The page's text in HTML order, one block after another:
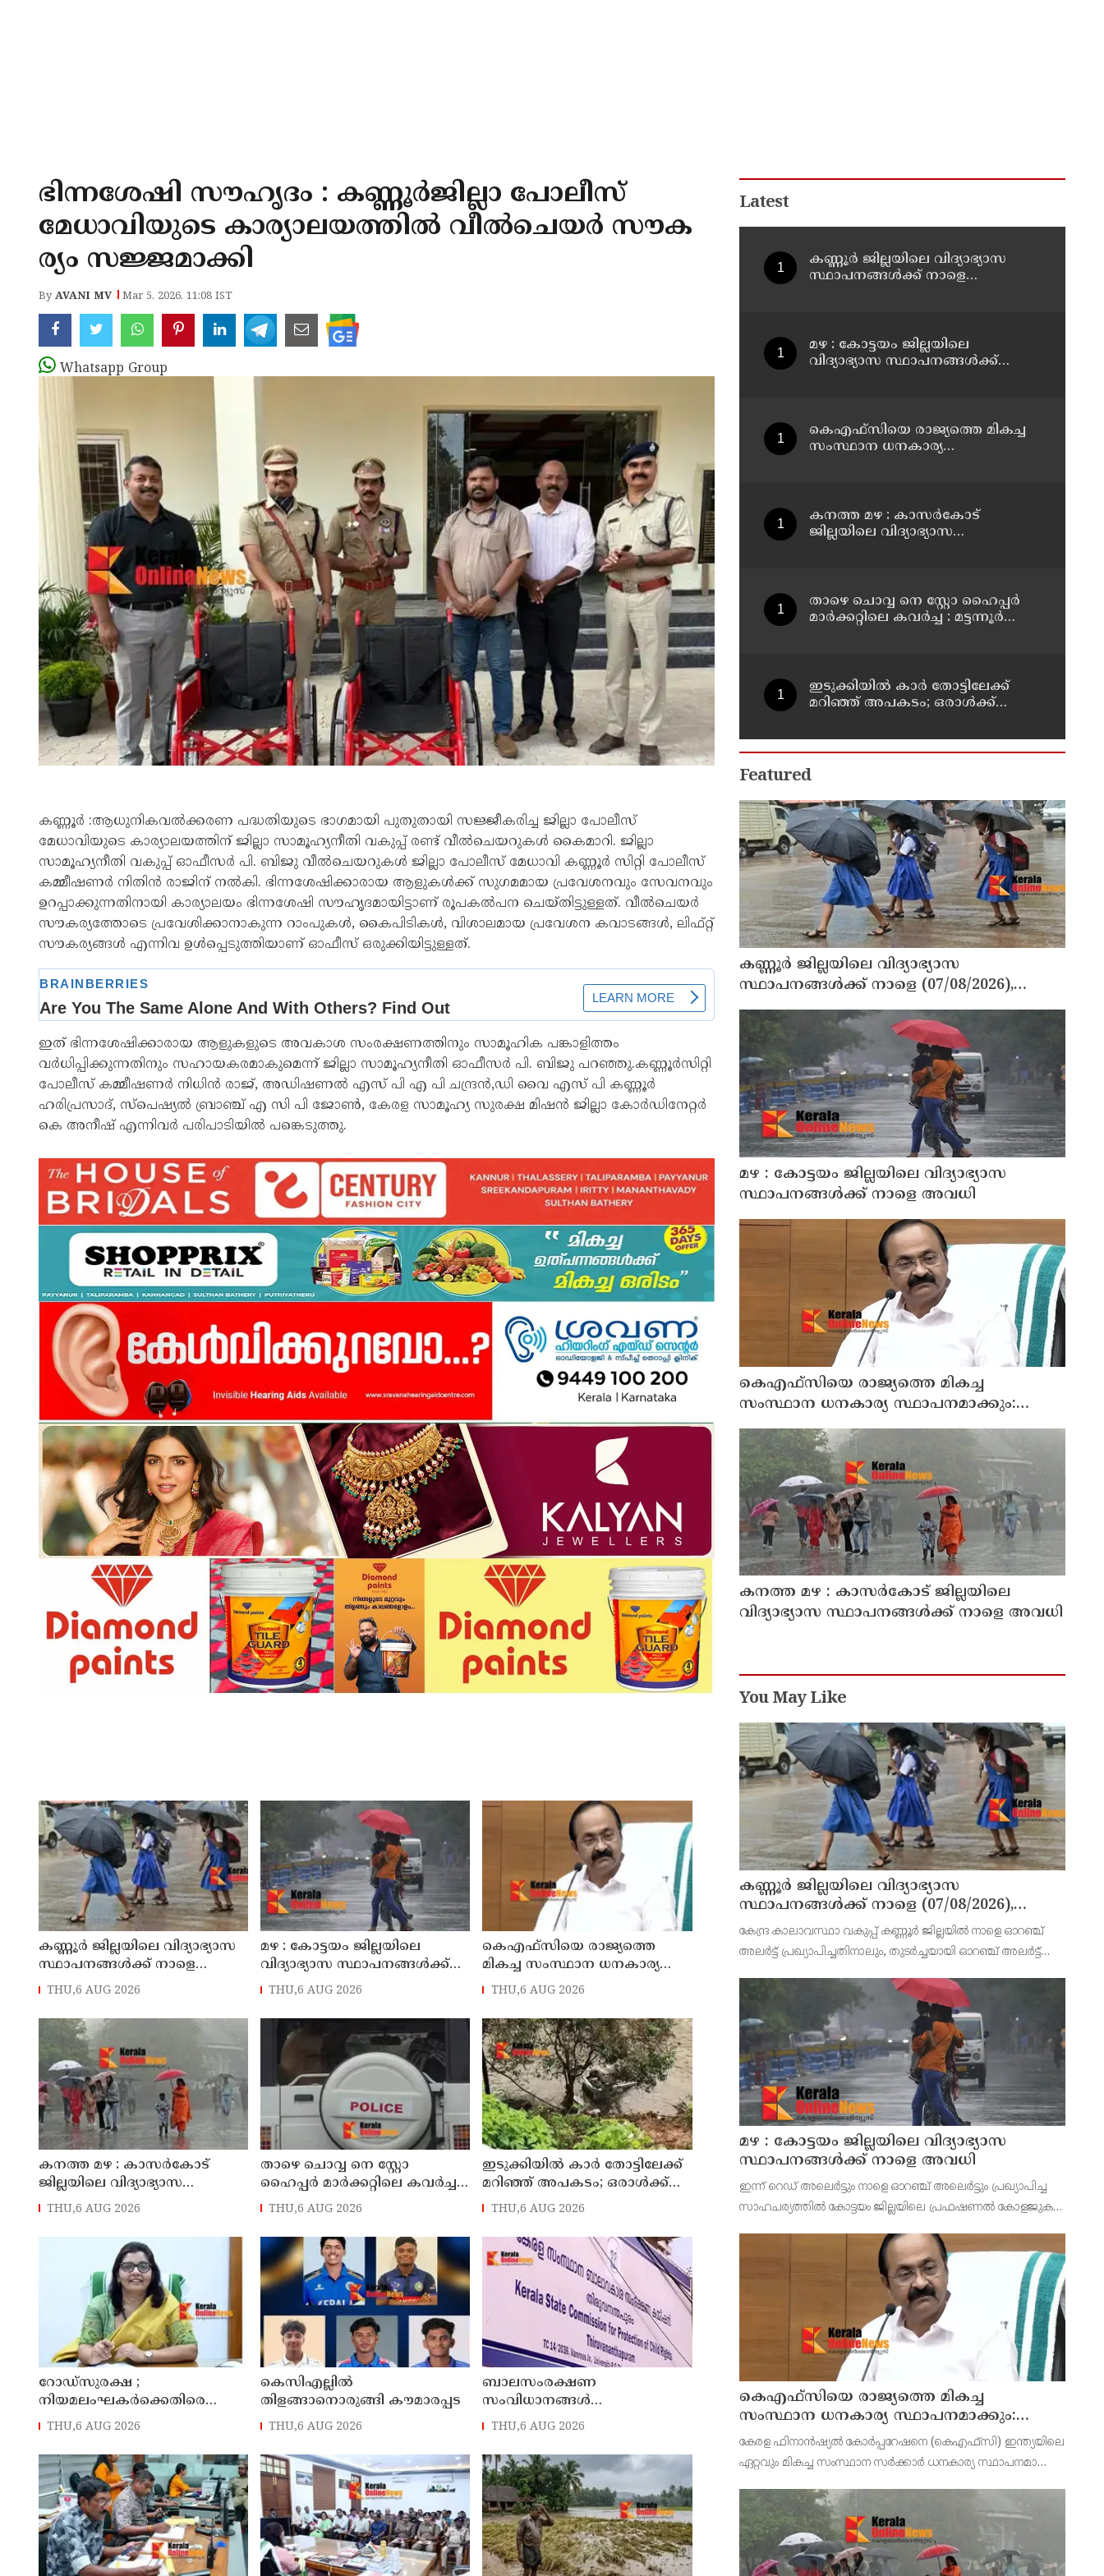
ഭിന്നശേഷി സൗഹൃദം : കണ്ണൂർജില്ലാ പോലീസ്
മേധാവിയുടെ കാര്യാലയത്തിൽ വീൽചെയർ സൗക
ര്യം സജ്ജമാക്കി
ByAVANI MV Mar 5, 2026, 11:08 IST
Whatsapp Group
കണ്ണൂർ :ആധുനികവല്‍ക്കരണ പദ്ധതിയുടെ ഭാഗമായി പുതുതായി സജ്ജീകരിച്ച ജില്ലാ പോലീസ്
മേധാവിയുടെ കാര്യാലയത്തിന് ജില്ലാ സാമൂഹ്യനീതി വകുപ്പ് രണ്ട് വീല്‍ചെയറുകള്‍ കൈമാറി. ജില്ലാ
സാമൂഹ്യനീതി വകുപ്പ് ഓഫീസര്‍ പി. ബിജു വീല്‍ചെയറുകള്‍ ജില്ലാ പോലീസ് മേധാവി കണ്ണൂർ സിറ്റി പോലീസ്
കമ്മീഷണർ നിതിന്‍ രാജിന് നല്‍കി. ഭിന്നശേഷിക്കാരായ ആളുകള്‍ക്ക് സുഗമമായ പ്രവേശനവും സേവനവും
ഉറപ്പാക്കുന്നതിനായി കാര്യാലയം ഭിന്നശേഷി സൗഹൃദമായിട്ടാണ് രൂപകല്‍പന ചെയ്തിട്ടുള്ളത്. വീല്‍ചെയര്‍
സൗകര്യത്തോടെ പ്രവേശിക്കാനാകുന്ന റാംപുകള്‍, കൈപിടികള്‍, വിശാലമായ പ്രവേശന കവാടങ്ങള്‍, ലിഫ്റ്റ്
സൗകര്യങ്ങള്‍ എന്നിവ ഉള്‍പ്പെടുത്തിയാണ് ഓഫീസ് ഒരുക്കിയിട്ടുള്ളത്.
ഇത് ഭിന്നശേഷിക്കാരായ ആളുകളുടെ അവകാശ സംരക്ഷണത്തിനും സാമൂഹിക പങ്കാളിത്തം
വര്‍ധിപ്പിക്കുന്നതിനും സഹായകരമാകുമെന്ന് ജില്ലാ സാമൂഹ്യനീതി ഓഫീസര്‍ പി. ബിജു പറഞ്ഞു.കണ്ണൂർസിറ്റി
പോലീസ് കമ്മീഷണർ നിധിൻ രാജ്, അഡിഷണൽ എസ് പി എ പി ചന്ദ്രൻ,ഡി വൈ എസ് പി കണ്ണൂർ
ഹരിപ്രസാദ്, സ്പെഷ്യൽ ബ്രാഞ്ച് എ സി പി ജോൺ, കേരള സാമൂഹ്യ സുരക്ഷ മിഷൻ ജില്ലാ കോർഡിനേറ്റർ
കെ അനീഷ് എന്നിവർ പരിപാടിയിൽ പങ്കെടുത്തു.
കണ്ണൂർ ജില്ലയിലെ വിദ്യാഭ്യാസ
സ്ഥാപനങ്ങള്‍ക്ക് നാളെ
(07/08/2026), അവധി
THU,6 AUG 2026
മഴ : കോട്ടയം ജില്ലയിലെ
വിദ്യാഭ്യാസ സ്ഥാപനങ്ങൾക്ക്
നാളെ അവധി
THU,6 AUG 2026
കെഎഫ്‌സിയെ രാജ്യത്തെ
മികച്ച സംസ്ഥാന ധനകാര്യ
സ്ഥാപനമാക്കും: മുഖ്യമന്ത്രി വി
THU,6 AUG 2026
കനത്ത മഴ : കാസർകോട്
ജില്ലയിലെ വിദ്യാഭ്യാസ
സ്ഥാപനങ്ങൾക്ക് നാളെ അവധി
THU,6 AUG 2026
താഴെ ചൊവ്വ നെ സ്റ്റോ
ഹൈപ്പർ മാർക്കറ്റിലെ കവർച്ച :
മട്ടന്നൂർ സ്വദേശിനികളായ നാല്
പ്രതികൾ പിടിയിൽ
THU,6 AUG 2026
ഇടുക്കിയിൽ കാർ തോട്ടിലേക്ക്
മറിഞ്ഞ് അപകടം; ഒരാൾക്ക്
ദാരുണാന്ത്യം
THU,6 AUG 2026
റോഡ്‌സുരക്ഷ ;
നിയമലംഘകർക്കെതിരെ
കർശന നടപടി: കൊല്ലം ജില്ലാ
THU,6 AUG 2026
കെസിഎല്ലിൽ
തിളങ്ങാനൊരുങ്ങി കൗമാരപ്പട
THU,6 AUG 2026
ബാലസംരക്ഷണ
സംവിധാനങ്ങൾ
ഏകോപിപ്പിക്കാൻ
ബാലാവകാശ സംരക്ഷണ
കമ്മീഷന്റെ പുതിയ ഡിജിറ്റൽ
സംരംഭം
THU,6 AUG 2026
Latest
കണ്ണൂർ ജില്ലയിലെ വിദ്യാഭ്യാസ
സ്ഥാപനങ്ങള്‍ക്ക് നാളെ
മഴ : കോട്ടയം ജില്ലയിലെ
വിദ്യാഭ്യാസ സ്ഥാപനങ്ങൾക്ക്
കെഎഫ്‌സിയെ രാജ്യത്തെ മികച്ച
സംസ്ഥാന ധനകാര്യ
കനത്ത മഴ : കാസർകോട്
ജില്ലയിലെ വിദ്യാഭ്യാസ
താഴെ ചൊവ്വ നെ സ്റ്റോ ഹൈപ്പർ
മാർക്കറ്റിലെ കവർച്ച : മട്ടന്നൂർ
ഇടുക്കിയിൽ കാർ തോട്ടിലേക്ക്
മറിഞ്ഞ് അപകടം; ഒരാൾക്ക്
Featured
കണ്ണൂർ ജില്ലയിലെ വിദ്യാഭ്യാസ
സ്ഥാപനങ്ങള്‍ക്ക് നാളെ (07/08/2026),
അവധി
മഴ : കോട്ടയം ജില്ലയിലെ വിദ്യാഭ്യാസ
സ്ഥാപനങ്ങൾക്ക് നാളെ അവധി
കെഎഫ്‌സിയെ രാജ്യത്തെ മികച്ച
സംസ്ഥാന ധനകാര്യ സ്ഥാപനമാക്കും:
മുഖ്യമന്ത്രി വി ഡി സതീശൻ
കനത്ത മഴ : കാസർകോട് ജില്ലയിലെ
വിദ്യാഭ്യാസ സ്ഥാപനങ്ങൾക്ക് നാളെ അവധി
You May Like
കണ്ണൂർ ജില്ലയിലെ വിദ്യാഭ്യാസ
സ്ഥാപനങ്ങള്‍ക്ക് നാളെ (07/08/2026),
അവധി
കേന്ദ്ര കാലാവസ്ഥാ വകുപ്പ് കണ്ണൂർ ജില്ലയിൽ നാളെ ഓറഞ്ച്
അലർട്ട് പ്രഖ്യാപിച്ചതിനാലും, തുടർച്ചയായി ഓറഞ്ച് അലർട്ട്
ജില്ലയിലെ പ്രൊഫഷണൽ കോളേജ് ഉൾപ്പടെ എല
മഴ : കോട്ടയം ജില്ലയിലെ വിദ്യാഭ്യാസ
സ്ഥാപനങ്ങൾക്ക് നാളെ അവധി
ഇന്ന് റെഡ് അലെർട്ടും നാളെ ഓറഞ്ച് അലെർട്ടും പ്രഖ്യാപിച്ച
സാഹചര്യത്തിൽ കോട്ടയം ജില്ലയിലെ പ്രഫഷണൽ കോളജുകൾ
7, വെള്ളി) ജില്ലാ കളക്ടർ ചേതൻ കുമാർ മീ
കെഎഫ്‌സിയെ രാജ്യത്തെ മികച്ച
സംസ്ഥാന ധനകാര്യ സ്ഥാപനമാക്കും:
മുഖ്യമന്ത്രി വി ഡി സതീശൻ
കേരള ഫിനാൻഷ്യൽ കോർപ്പറേഷനെ (കെഎഫ്‌സി) ഇന്ത്യയിലെ
ഏറ്റവും മികച്ച സംസ്ഥാന സർക്കാർ ധനകാര്യ സ്ഥാപനമാക്കി
കെഎഫ്‌സിയുടെ ആഭിമുഖ്യത്തിൽ വിപുലീകരിച്ച 'മുഖ്യമന്ത്ര